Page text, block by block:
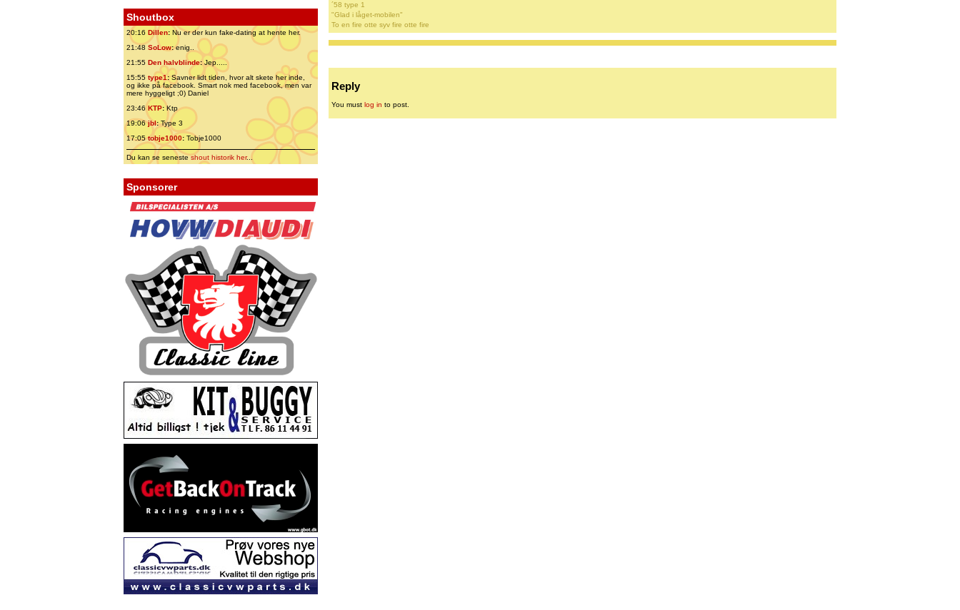
Shoutbox
20:16 Dillen: Nu er der kun fake-dating at hente her.
21:48 SoLow:enig..
21:55 Den halvblinde:Jep.....
15:55 type1:Savner lidt tiden, hvor alt skete her inde,
og ikke på facebook. Smart nok med facebook, men var
mere hyggeligt ;0) Daniel
23:46 KTP:Ktp
19:06jbl:Type 3
17:05tobje1000: Tobje1000
Du kan se senesteshout historik her...
Sponsorer
´58 type 1
"Glad i låget-mobilen"
To en fire otte syv fire otte fire
Reply
You must log in to post.